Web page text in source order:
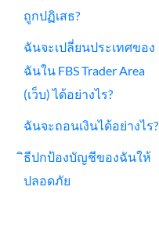
ถูกปฏิเสธ?
ฉันจะเปลี่ยนประเทศของ
ฉันใน FBS Trader Area
(เว็บ) ได้อย่างไร?
ฉันจะถอนเงินได้อย่างไร?
ิธีปกป้องบัญชีของฉันให้
ปลอดภัย